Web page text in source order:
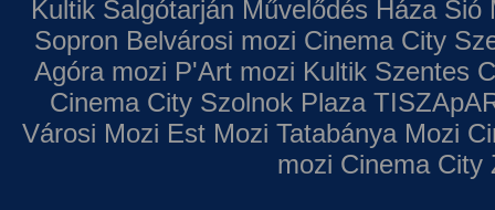
Kultik Salgótarján Művelődés Háza Sió
Sopron Belvárosi mozi Cinema City
Agóra mozi P'Art mozi Kultik Szentes
Cinema City Szolnok Plaza
Városi Mozi Est Mozi Tatabánya Mozi
mozi Cinema City